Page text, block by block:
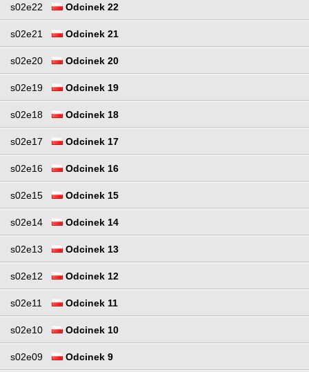
s02e22 Odcinek 22
s02e21 Odcinek 21
s02e20 Odcinek 20
s02e19 Odcinek 19
s02e18 Odcinek 18
s02e17 Odcinek 17
s02e16 Odcinek 16
s02e15 Odcinek 15
s02e14 Odcinek 14
s02e13 Odcinek 13
s02e12 Odcinek 12
s02e11 Odcinek 11
s02e10 Odcinek 10
s02e09 Odcinek 9